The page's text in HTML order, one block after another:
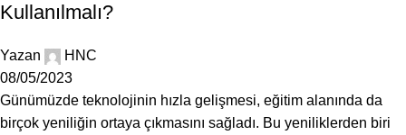
Kullanılmalı?
Yazan
HNC
08/05/2023
Günümüzde teknolojinin hızla gelişmesi, eğitim alanında da
birçok yeniliğin ortaya çıkmasını sağladı. Bu yeniliklerden biri